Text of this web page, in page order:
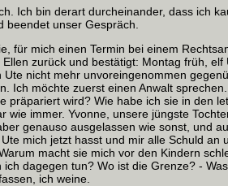
Ich bin derart durcheinander, dass ich
unser Gespräch.
für mich einen Termin bei einem
zurück und bestätigt: Montag früh, elf
nicht mehr unvoreingenommen
Ich möchte zuerst einen Anwalt
präpariert wird? Wie habe ich sie in den
wie immer. Yvonne, unsere jüngste
genauso ausgelassen wie sonst, und
mich jetzt hasst und mir alle Schuld an
macht sie mich vor den Kindern
dagegen tun? Wo ist die Grenze? ‑
ich weine.